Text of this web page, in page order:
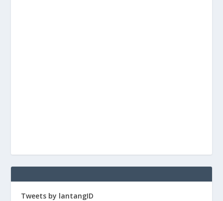
Tweets by lantangID